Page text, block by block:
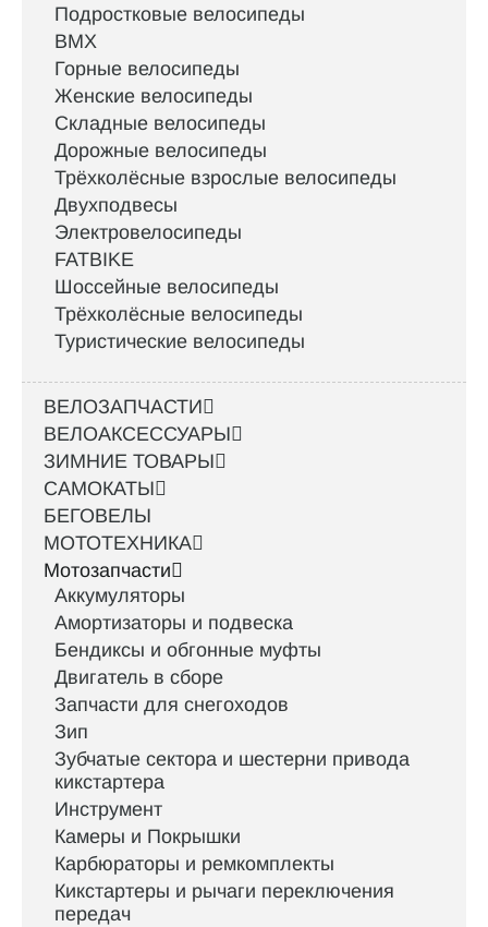
Подростковые велосипеды
BMX
Горные велосипеды
Женские велосипеды
Складные велосипеды
Дорожные велосипеды
Трёхколёсные взрослые велосипеды
Двухподвесы
Электровелосипеды
FATBIKE
Шоссейные велосипеды
Трёхколёсные велосипеды
Туристические велосипеды
ВЕЛОЗАПЧАСТИ
ВЕЛОАКСЕССУАРЫ
ЗИМНИЕ ТОВАРЫ
САМОКАТЫ
БЕГОВЕЛЫ
МОТОТЕХНИКА
Мотозапчасти
Аккумуляторы
Амортизаторы и подвеска
Бендиксы и обгонные муфты
Двигатель в сборе
Запчасти для снегоходов
Зип
Зубчатые сектора и шестерни привода
кикстартера
Инструмент
Камеры и Покрышки
Карбюраторы и ремкомплекты
Кикстартеры и рычаги переключения
передач